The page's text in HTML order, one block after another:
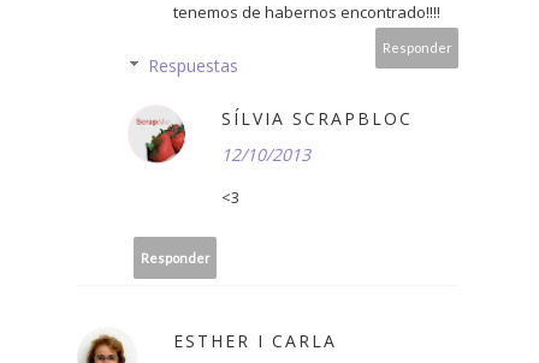
tenemos de habernos encontrado!!!!
Responder
Respuestas
SÍLVIA SCRAPBLOC
12/10/2013
<3
Responder
ESTHER I CARLA